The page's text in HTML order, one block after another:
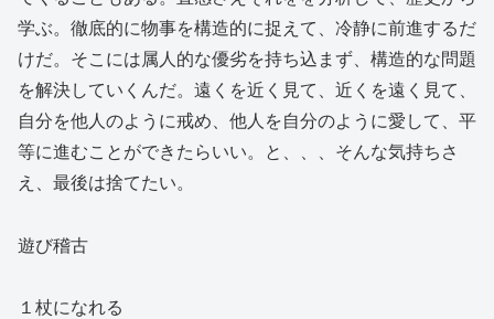
学ぶ。徹底的に物事を構造的に捉えて、冷静に前進するだ
けだ。そこには属人的な優劣を持ち込まず、構造的な問題
を解決していくんだ。遠くを近く見て、近くを遠く見て、
自分を他人のように戒め、他人を自分のように愛して、平
等に進むことができたらいい。と、、、そんな気持ちさ
え、最後は捨てたい。
遊び稽古
１杖になれる